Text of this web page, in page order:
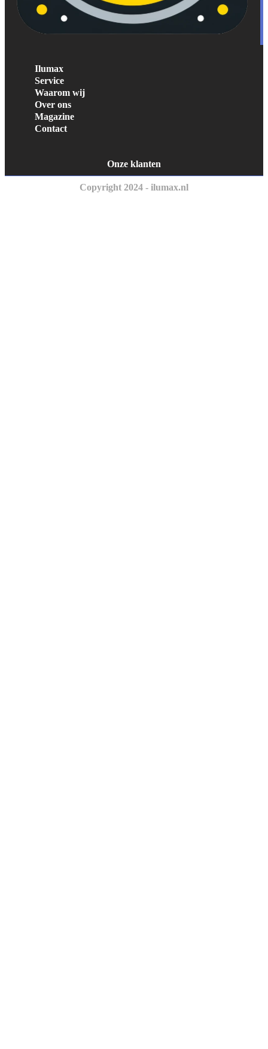
Ilumax
Service
Waarom wij
Over ons
Magazine
Contact
Onze klanten
Copyright 2024 - ilumax.nl